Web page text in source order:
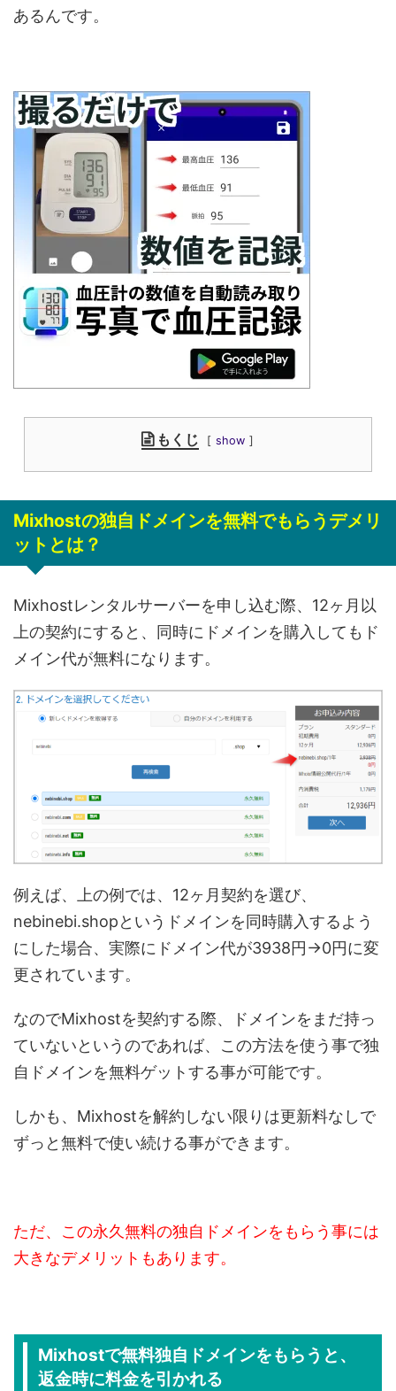
あるんです。
もくじ show
Mixhostの独自ドメインを無料でもらうデメリ
ットとは？
Mixhostレンタルサーバーを申し込む際、12ヶ月以
上の契約にすると、同時にドメインを購入してもド
メイン代が無料になります。
例えば、上の例では、12ヶ月契約を選び、
nebinebi.shopというドメインを同時購入するよう
にした場合、実際にドメイン代が3938円→0円に変
更されています。
なのでMixhostを契約する際、ドメインをまだ持っ
ていないというのであれば、この方法を使う事で独
自ドメインを無料ゲットする事が可能です。
しかも、Mixhostを解約しない限りは更新料なしで
ずっと無料で使い続ける事ができます。
ただ、この永久無料の独自ドメインをもらう事には
大きなデメリットもあります。
Mixhostで無料独自ドメインをもらうと、
返金時に料金を引かれる